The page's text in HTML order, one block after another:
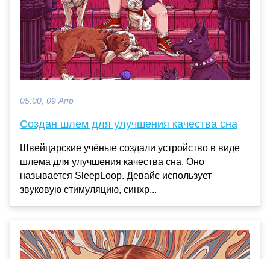
05:00, 09 Апр
Создан шлем для улучшения качества сна
Швейцарские учёные создали устройство в виде
шлема для улучшения качества сна. Оно
называется SleepLoop. Девайс использует
звуковую стимуляцию, синхр...